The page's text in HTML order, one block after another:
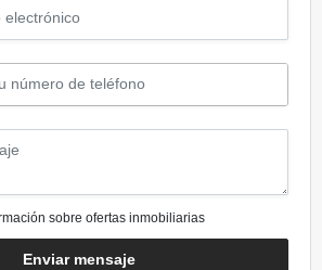
sobre ofertas inmobiliarias
Enviar mensaje